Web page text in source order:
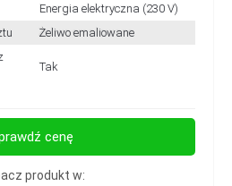
Energia elektryczna (230 V)
Żeliwo emaliowane
Tak
cenę
produkt w: